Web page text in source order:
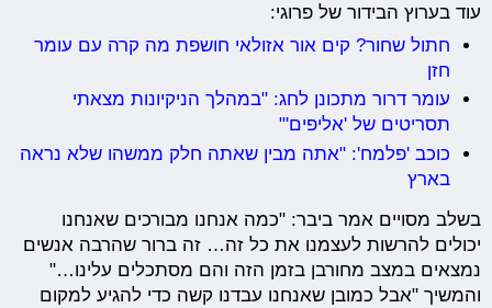
עוד בערוץ הבידור של פרוגי:
חתול שחור? קים אור אזולאי חושפת מה קרה עם עומר
חזן
עומר דרור מתכונן לחג: "במהלך הניקיונות מצאתי
תסריטים של 'אליפים'"
כוכב 'פלמח': "אתה מבין שאתה חלק ממשהו שלא נראה
בארץ
בשלב מסויים אמר ביבר: "כמה אנחנו מבורכים שאנחנו
יכולים להרשות לעצמנו את כל זה… זה ברור שהרבה אנשים
נמצאים במצב מחורבן בזמן הזה והם מסתכלים עלינו…"
והמשיך "אבל כמובן שאנחנו עבדנו קשה כדי להגיע למקום